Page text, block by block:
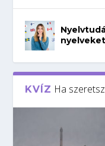
KVÍZ Ha